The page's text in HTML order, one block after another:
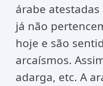
árabe
já não
hoje e são
arcaísmos.
adarga, etc. A